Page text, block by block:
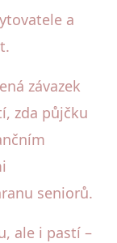
a
závazek
zda půjčku
seniorů.
ale i pastí –